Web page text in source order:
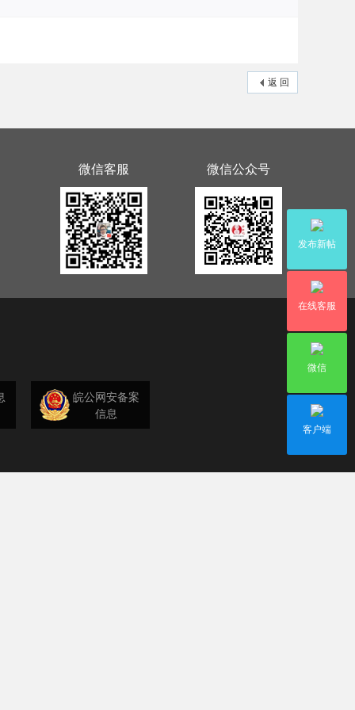
返 回
发布新帖
在线客服
微信
客户端
微信客服 微信公众号
皖公网安备案
信息